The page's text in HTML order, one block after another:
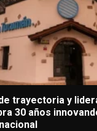
trayectoria y
30 años